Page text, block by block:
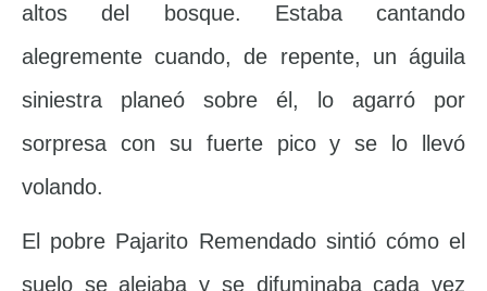
altos del bosque. Estaba cantando
alegremente cuando, de repente, un águila
siniestra planeó sobre él, lo agarró por
sorpresa con su fuerte pico y se lo llevó
volando.
El pobre Pajarito Remendado sintió cómo el
suelo se alejaba y se difuminaba cada vez